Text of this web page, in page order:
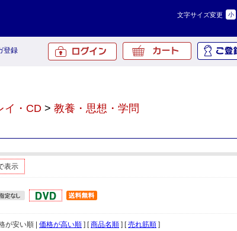
文字サイズ変更 小
登録
イ・CD > 教養・思想・学問
表示
が安い順 | 価格が高い順 ] [商品名順 ] [売れ筋順 ]